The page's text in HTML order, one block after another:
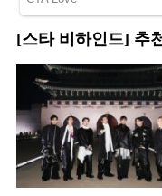
[스타 비하인드] 추